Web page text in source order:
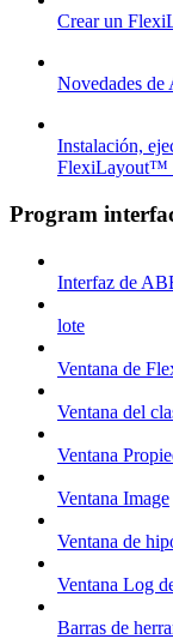
Crear un
Novedades
Instalación,
FlexiLayout™
Program
Interfaz de
lote
Ventana de
Ventana del
Ventana
Ventana Image
Ventana de
Ventana Log
Barras de